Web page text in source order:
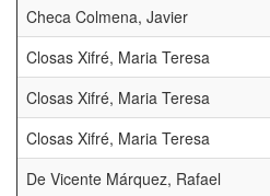
Checa Colmena, Javier
Closas Xifré, Maria Teresa
Closas Xifré, Maria Teresa
Closas Xifré, Maria Teresa
De Vicente Márquez, Rafael